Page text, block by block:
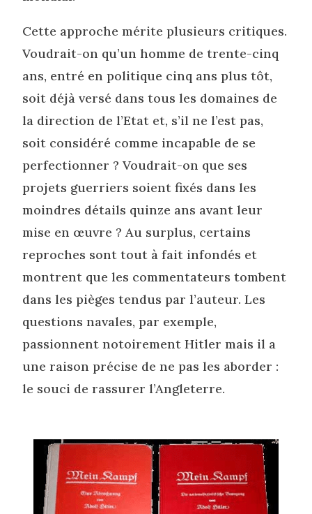
Cette approche mérite plusieurs critiques.
Voudrait-on qu’un homme de trente-cinq
ans, entré en politique cinq ans plus tôt,
soit déjà versé dans tous les domaines de
la direction de l’Etat et, s’il ne l’est pas,
soit considéré comme incapable de se
perfectionner ? Voudrait-on que ses
projets guerriers soient fixés dans les
moindres détails quinze ans avant leur
mise en œuvre ? Au surplus, certains
reproches sont tout à fait infondés et
montrent que les commentateurs tombent
dans les pièges tendus par l’auteur. Les
questions navales, par exemple,
passionnent notoirement Hitler mais il a
une raison précise de ne pas les aborder :
le souci de rassurer l’Angleterre.